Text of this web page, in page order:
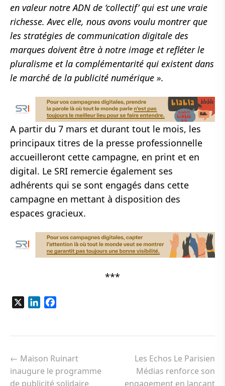
en valeur notre ADN de ‘collectif’ qui est une vraie
richesse. Avec elle, nous avons voulu montrer que
les stratégies de communication digitale des
marques doivent être à notre image et refléter le
pluralisme et la complémentarité qui existent dans
le marché de la publicité numérique ».
A partir du 7 mars et durant tout le mois, les
principaux titres de la presse professionnelle
accueilleront cette campagne, en print et en
digital. Le SRI remercie également ses
adhérents qui se sont engagés dans cette
campagne en mettant à disposition des
espaces gracieux.
***
LinkedIn
de
l’article
← Maison Ruinart
inaugure le programme
de publicité solidaire
Les Echos Le Parisien
Médias renforce son
engagement en lançant